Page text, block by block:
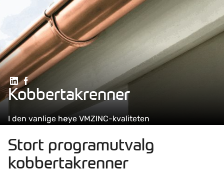
Del på Linkedin
Del på Facebook
Kobbertakrenner
I den vanlige høye VMZINC-kvaliteten
Stort programutvalg
kobbertakrenner